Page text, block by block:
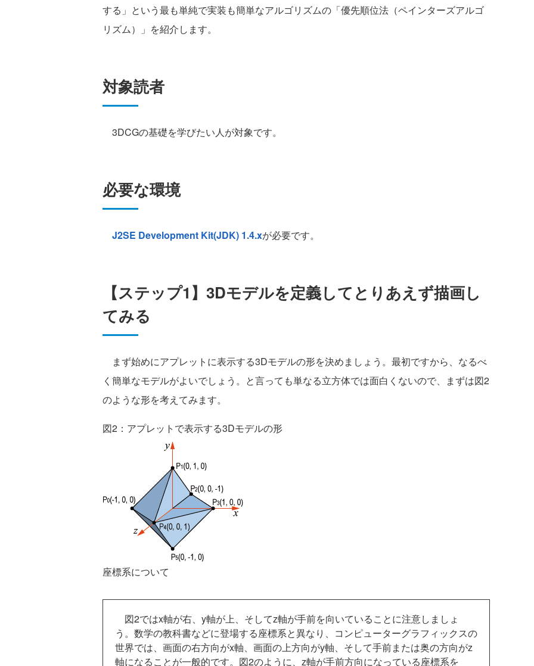
する」という最も単純で実装も簡単なアルゴリズムの「優先順位法（ペインターズアルゴ
リズム）」を紹介します。
対象読者
3DCGの基礎を学びたい人が対象です。
必要な環境
J2SE Development Kit(JDK) 1.4.xが必要です。
【ステップ1】3Dモデルを定義してとりあえず描画し
てみる
まず始めにアプレットに表示する3Dモデルの形を決めましょう。最初ですから、なるべ
く簡単なモデルがよいでしょう。と言っても単なる立方体では面白くないので、まずは図2
のような形を考えてみます。
図2：アプレットで表示する3Dモデルの形
座標系について
図2ではx軸が右、y軸が上、そしてz軸が手前を向いていることに注意しましょ
う。数学の教科書などに登場する座標系と異なり、コンピューターグラフィックスの
世界では、画面の右方向がx軸、画面の上方向がy軸、そして手前または奥の方向がz
軸になることが一般的です。図2のように、z軸が手前方向になっている座標系を